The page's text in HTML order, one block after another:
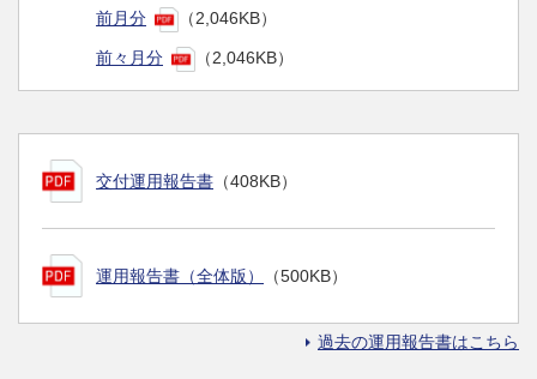
前月分 （2,046KB）
前々月分 （2,046KB）
交付運用報告書 （408KB）
運用報告書（全体版） （500KB）
過去の運用報告書はこちら